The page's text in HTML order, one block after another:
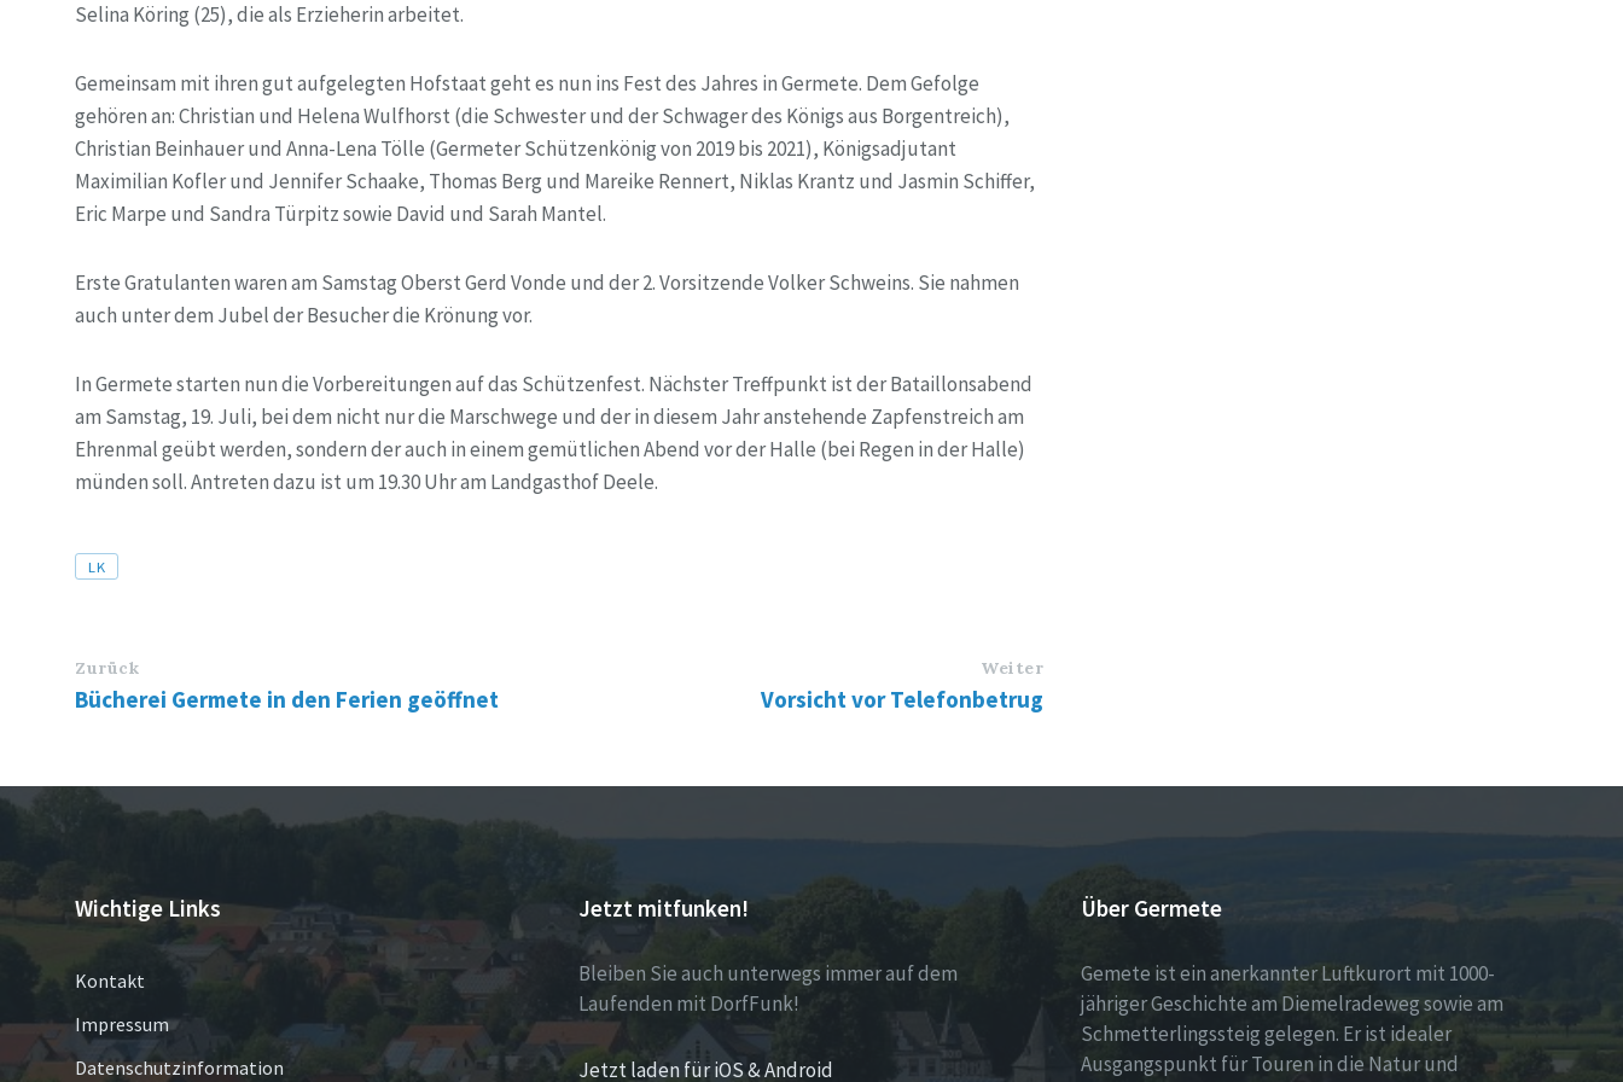
Selina Köring (25), die als Erzieherin arbeitet.
Gemeinsam mit ihren gut aufgelegten Hofstaat geht es nun ins Fest des Jahres in Germete. Dem Gefolge
gehören an: Christian und Helena Wulfhorst (die Schwester und der Schwager des Königs aus Borgentreich),
Christian Beinhauer und Anna-Lena Tölle (Germeter Schützenkönig von 2019 bis 2021), Königsadjutant
Maximilian Kofler und Jennifer Schaake, Thomas Berg und Mareike Rennert, Niklas Krantz und Jasmin Schiffer,
Eric Marpe und Sandra Türpitz sowie David und Sarah Mantel.
Erste Gratulanten waren am Samstag Oberst Gerd Vonde und der 2. Vorsitzende Volker Schweins. Sie nahmen
auch unter dem Jubel der Besucher die Krönung vor.
In Germete starten nun die Vorbereitungen auf das Schützenfest. Nächster Treffpunkt ist der Bataillonsabend
am Samstag, 19. Juli, bei dem nicht nur die Marschwege und der in diesem Jahr anstehende Zapfenstreich am
Ehrenmal geübt werden, sondern der auch in einem gemütlichen Abend vor der Halle (bei Regen in der Halle)
münden soll. Antreten dazu ist um 19.30 Uhr am Landgasthof Deele.
Tags
LK
Zurück
Bücherei Germete in den Ferien geöffnet
Weiter
Vorsicht vor Telefonbetrug
Wichtige Links
Kontakt
Impressum
Datenschutzinformation
Jetzt mitfunken!
Bleiben Sie auch unterwegs immer auf dem
Laufenden mit DorfFunk!
Jetzt laden für iOS & Android
Über Germete
Gemete ist ein anerkannter Luftkurort mit 1000-
jähriger Geschichte am Diemelradeweg sowie am
Schmetterlingssteig gelegen. Er ist idealer
Ausgangspunkt für Touren in die Natur und